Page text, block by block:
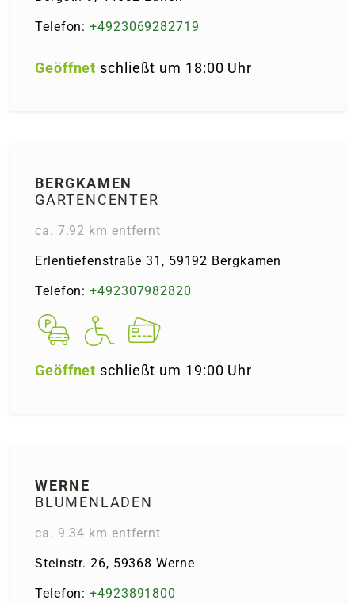
Telefon:+4923069282719
Geöffnet schließt um 18:00 Uhr
BERGKAMEN
GARTENCENTER
ca. 7.92 km entfernt
Erlentiefenstraße 31, 59192 Bergkamen
Telefon:+492307982820
Geöffnet schließt um 19:00 Uhr
WERNE
BLUMENLADEN
ca. 9.34 km entfernt
Steinstr. 26, 59368 Werne
Telefon:+4923891800